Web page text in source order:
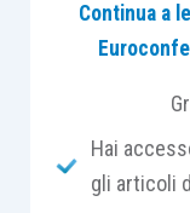
investimenti,
a riserva.
diritto alla
Continua a
Hai
gli articoli